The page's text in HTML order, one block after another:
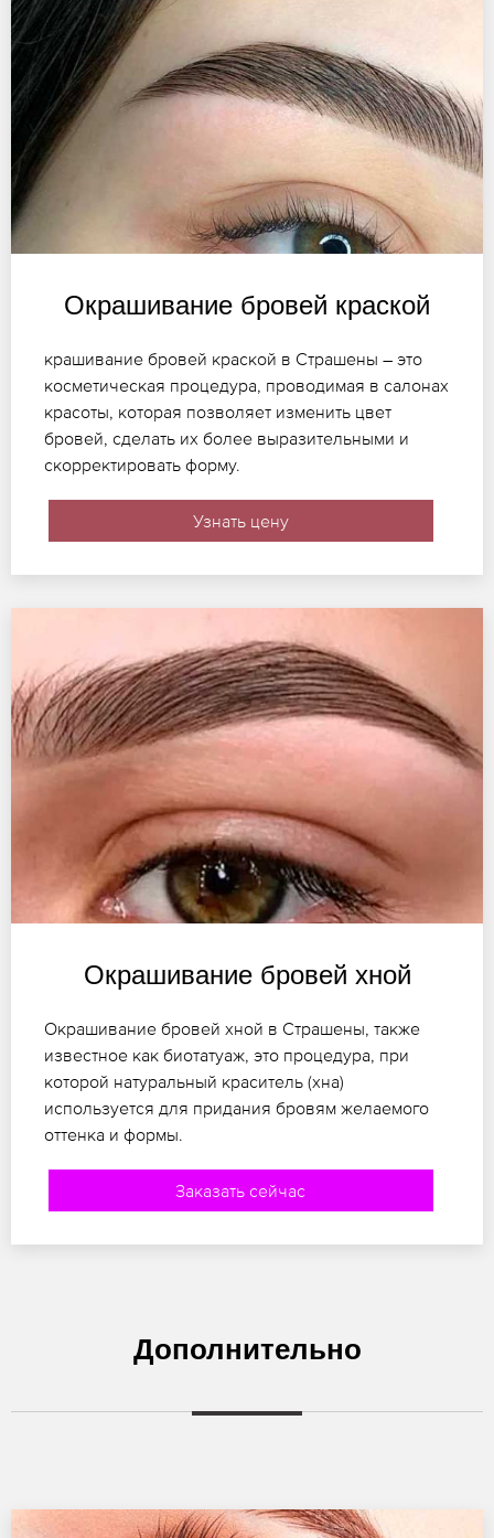
Окрашивание бровей краской
крашивание бровей краской в Страшены – это
косметическая процедура, проводимая в салонах
красоты, которая позволяет изменить цвет
бровей, сделать их более выразительными и
скорректировать форму.
Узнать цену
Окрашивание бровей хной
Окрашивание бровей хной в Страшены, также
известное как биотатуаж, это процедура, при
которой натуральный краситель (хна)
используется для придания бровям желаемого
оттенка и формы.
Заказать сейчас
Дополнительно